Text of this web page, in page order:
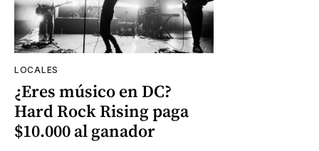
LOCALES
¿Eres músico en DC?
Hard Rock Rising paga
$10.000 al ganador